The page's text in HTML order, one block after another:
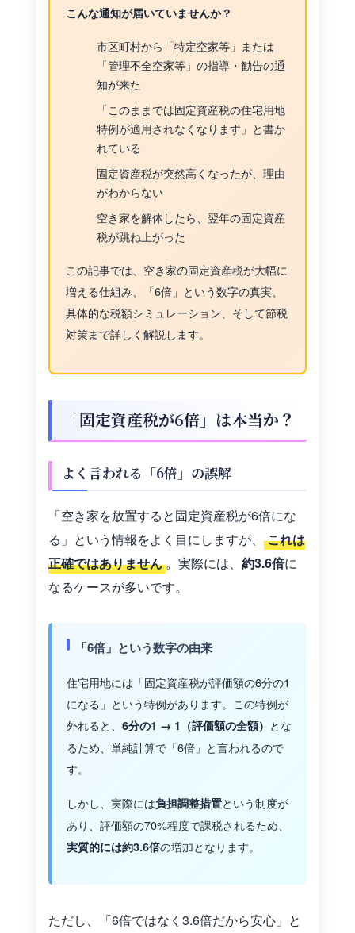
こんな通知が届いていませんか？
市区町村から「特定空家等」または
「管理不全空家等」の指導・勧告の通
知が来た
「このままでは固定資産税の住宅用地
特例が適用されなくなります」と書か
れている
固定資産税が突然高くなったが、理由
がわからない
空き家を解体したら、翌年の固定資産
税が跳ね上がった
この記事では、空き家の固定資産税が大幅に
増える仕組み、「6倍」という数字の真実、
具体的な税額シミュレーション、そして節税
対策まで詳しく解説します。
「固定資産税が6倍」は本当か？
よく言われる「6倍」の誤解
「空き家を放置すると固定資産税が6倍にな
る」という情報をよく目にしますが、
これは
正確ではありません 。実際には、 約3.6倍に
なるケースが多いです。
「6倍」という数字の由来
住宅用地には「固定資産税が評価額の6分の1
になる」という特例があります。この特例が
外れると、 6分の1 → 1（評価額の全額） とな
るため、単純計算で「6倍」と言われるので
す。
しかし、実際には負担調整措置という制度が
あり、評価額の70%程度で課税されるため、
実質的には約3.6倍の増加となります。
ただし、「6倍ではなく3.6倍だから安心」と